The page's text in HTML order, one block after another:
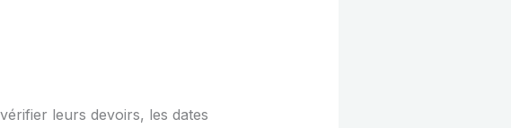
leurs devoirs, les dates